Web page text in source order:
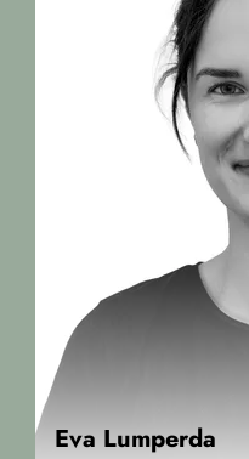
Eva Lumperda